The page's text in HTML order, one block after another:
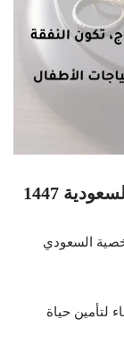
1447
السعودي
لتأمين حياة